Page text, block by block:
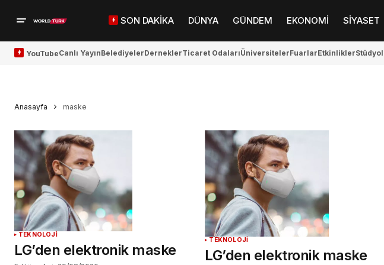
SON DAKİKA DÜNYA GÜNDEM EKONOMİ SİYASET
YouTubeCanlı YayınBelediyelerDerneklerTicaret OdalarıÜniversitelerFuarlarEtkinlikler
Anasayfa maske
TEKNOLOJİ
LG’den elektronik maske
TEKNOLOJİ
LG’den elektronik maske